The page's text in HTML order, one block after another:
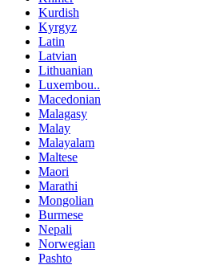
Kurdish
Kyrgyz
Latin
Latvian
Lithuanian
Luxembou..
Macedonian
Malagasy
Malay
Malayalam
Maltese
Maori
Marathi
Mongolian
Burmese
Nepali
Norwegian
Pashto